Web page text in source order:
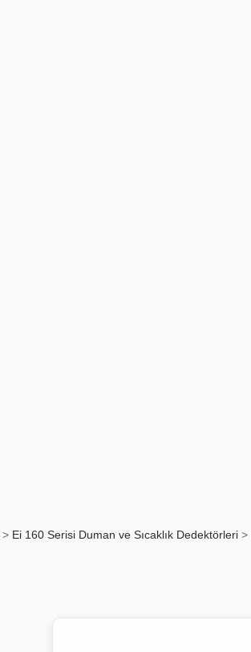
> Ei 160 Serisi Duman ve Sıcaklık Dedektörleri >